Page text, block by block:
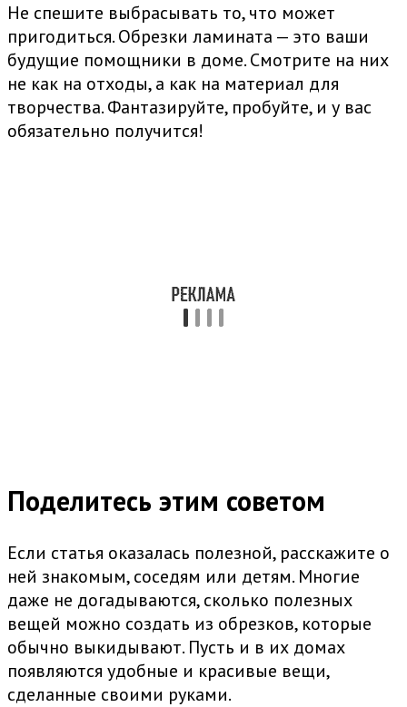
Не спешите выбрасывать то, что может
пригодиться. Обрезки ламината — это ваши
будущие помощники в доме. Смотрите на них
не как на отходы, а как на материал для
творчества. Фантазируйте, пробуйте, и у вас
обязательно получится!
Поделитесь этим советом
Если статья оказалась полезной, расскажите о
ней знакомым, соседям или детям. Многие
даже не догадываются, сколько полезных
вещей можно создать из обрезков, которые
обычно выкидывают. Пусть и в их домах
появляются удобные и красивые вещи,
сделанные своими руками.